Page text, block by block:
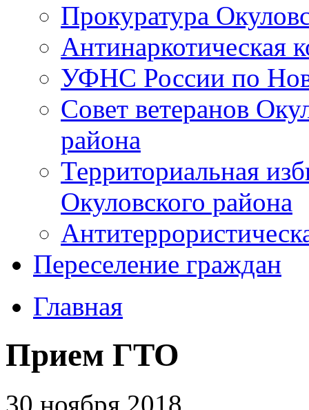
Прокуратура
Антинаркотическая
УФНС России по
Совет ветеранов
района
Территориальная
Окуловского района
Переселение граждан
Главная
Прием ГТО
30 ноября 2018